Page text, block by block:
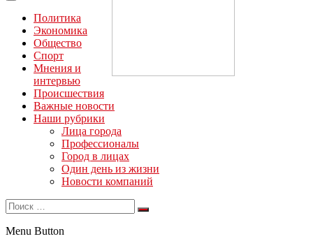
“ЗаНовомосковск”
Политика
Экономика
Общество
Спорт
Мнения и
интервью
Происшествия
Важные новости
Наши рубрики
Лица города
Профессионалы
Город в лицах
Один день из жизни
Новости компаний
Menu Button